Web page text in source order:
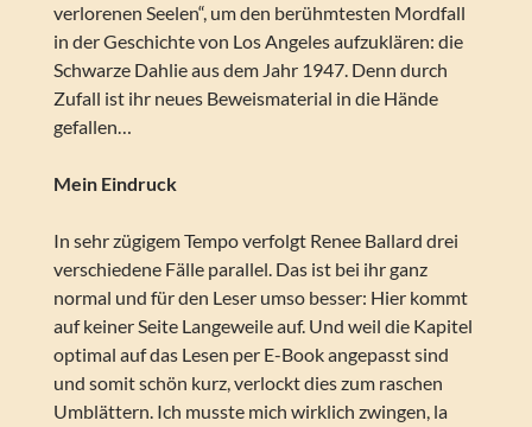
verlorenen Seelen“, um den berühmtesten Mordfall
in der Geschichte von Los Angeles aufzuklären: die
Schwarze Dahlie aus dem Jahr 1947. Denn durch
Zufall ist ihr neues Beweismaterial in die Hände
gefallen…
Mein Eindruck
In sehr zügigem Tempo verfolgt Renee Ballard drei
verschiedene Fälle parallel. Das ist bei ihr ganz
normal und für den Leser umso besser: Hier kommt
auf keiner Seite Langeweile auf. Und weil die Kapitel
optimal auf das Lesen per E-Book angepasst sind
und somit schön kurz, verlockt dies zum raschen
Umblättern. Ich musste mich wirklich zwingen, la